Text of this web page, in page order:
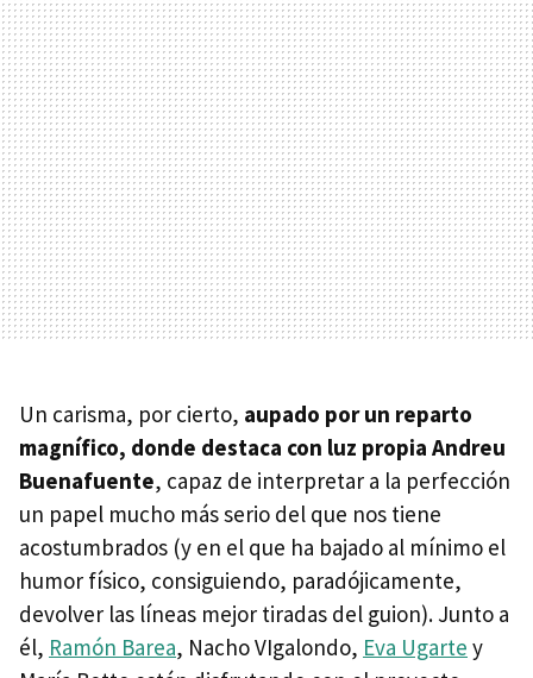
Un carisma, por cierto, aupado por un reparto
magnífico, donde destaca con luz propia Andreu
Buenafuente, capaz de interpretar a la perfección
un papel mucho más serio del que nos tiene
acostumbrados (y en el que ha bajado al mínimo el
humor físico, consiguiendo, paradójicamente,
devolver las líneas mejor tiradas del guion). Junto a
él, Ramón Barea, Nacho VIgalondo, Eva Ugarte y